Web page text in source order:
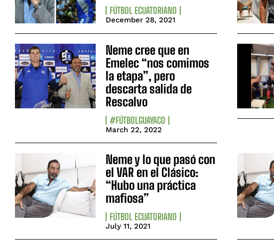
FÚTBOL ECUATORIANO
December 28, 2021
Neme cree que en
Emelec “nos comimos
la etapa”, pero
descarta salida de
Rescalvo
#FÚTBOLGUAYACO
March 22, 2022
Neme y lo que pasó con
el VAR en el Clásico:
“Hubo una práctica
mafiosa”
FÚTBOL ECUATORIANO
July 11, 2021